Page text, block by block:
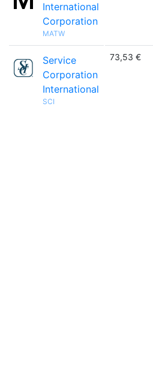
International
Corporation
MATW
Service
Corporation
International
SCI
73,53 €